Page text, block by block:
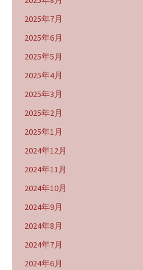
2025年7月
2025年6月
2025年5月
2025年4月
2025年3月
2025年2月
2025年1月
2024年12月
2024年11月
2024年10月
2024年9月
2024年8月
2024年7月
2024年6月